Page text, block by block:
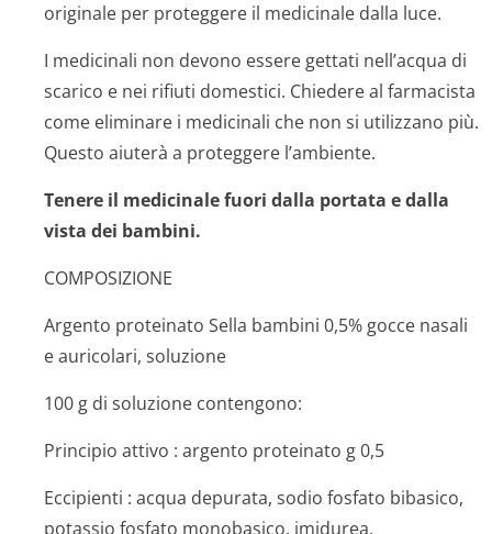
originale per proteggere il medicinale dalla luce.
I medicinali non devono essere gettati nell’acqua di
scarico e nei rifiuti domestici. Chiedere al farmacista
come eliminare i medicinali che non si utilizzano più.
Questo aiuterà a proteggere l’ambiente.
Tenere il medicinale fuori dalla portata e dalla
vista dei bambini.
COMPOSIZIONE
Argento proteinato Sella bambini 0,5% gocce nasali
e auricolari, soluzione
100 g di soluzione contengono:
Principio attivo : argento proteinato g 0,5
Eccipienti : acqua depurata, sodio fosfato bibasico,
potassio fosfato monobasico, imidurea.